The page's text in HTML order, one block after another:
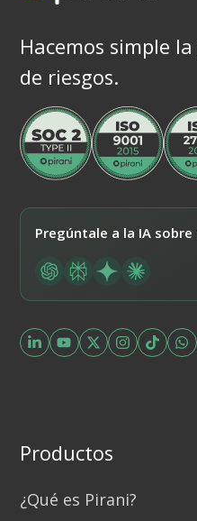
Hacemos simple
de riesgos.
Pregúntale a la IA sobre
Productos
¿Qué es Pirani?